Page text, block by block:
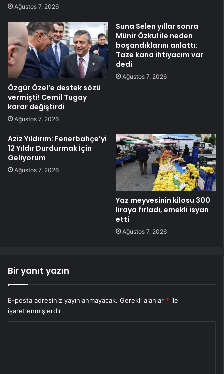
Ağustos 7, 2026
Özgür Özel’e destek sözü
vermişti! Cemil Tugay
karar değiştirdi
Ağustos 7, 2026
Suna Selen yıllar sonra
Münir Özkul ile neden
boşandıklarını anlattı:
Taze kana ihtiyacım var
dedi
Ağustos 7, 2026
Aziz Yıldırım: Fenerbahçe’yi
12 Yıldır Durdurmak İçin
Geliyorum
Ağustos 7, 2026
Yaz meyvesinin kilosu 300
liraya fırladı, emekli isyan
etti
Ağustos 7, 2026
Bir yanıt yazın
E-posta adresiniz yayınlanmayacak. Gerekli alanlar * ile
işaretlenmişlerdir